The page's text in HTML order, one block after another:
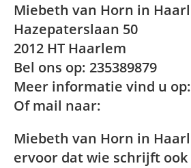
Miebeth van Horn in
Hazepaterslaan 50
2012 HT Haarlem
Bel ons op: 235389879
Meer informatie vind u op:
Of mail naar:
Miebeth van Horn in
ervoor dat wie schrijft